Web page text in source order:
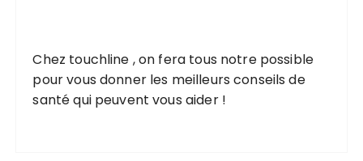
Chez touchline , on fera tous notre possible
pour vous donner les meilleurs conseils de
santé qui peuvent vous aider !